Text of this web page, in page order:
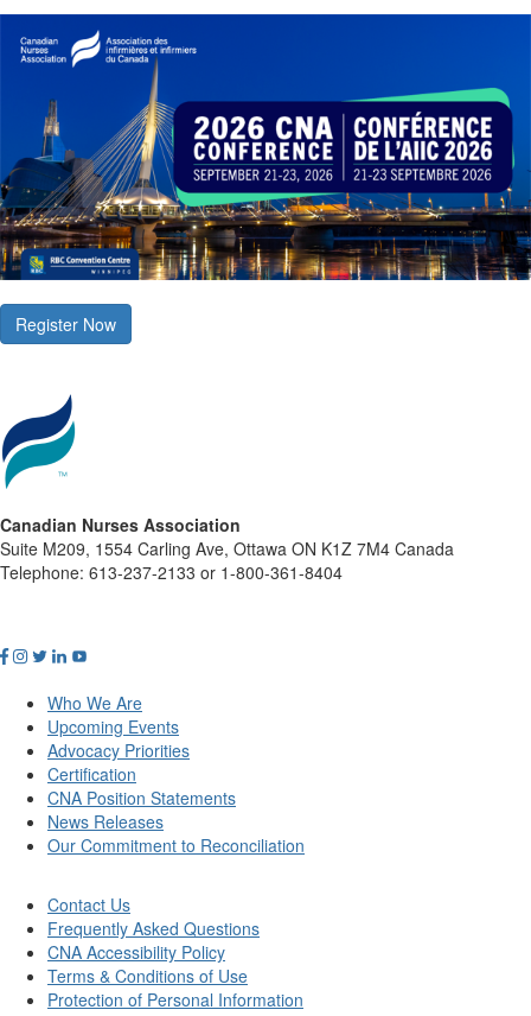
Register Now
Canadian Nurses Association
Suite M209, 1554 Carling Ave, Ottawa ON K1Z 7M4 Canada
Telephone: 613-237-2133 or 1-800-361-8404
Who We Are
Upcoming Events
Advocacy Priorities
Certification
CNA Position Statements
News Releases
Our Commitment to Reconciliation
Contact Us
Frequently Asked Questions
CNA Accessibility Policy
Terms & Conditions of Use
Protection of Personal Information